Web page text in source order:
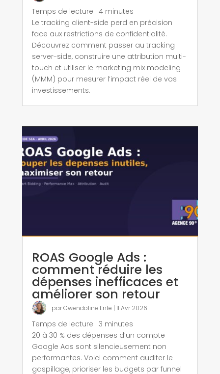
Temps de lecture : 4 minutes
Le tracking client-side perd en précision
face aux restrictions de confidentialité.
Découvrez comment passer au tracking
server-side, construire une attribution multi-
touch et utiliser le marketing mix modeling
(MMM) pour mesurer l’impact réel de vos
investissements.
ROAS Google Ads :
comment réduire les
dépenses inefficaces et
améliorer son retour
parGwendoline Ente | 11 Avr 2026
Temps de lecture : 3 minutes
20 à 30 % des dépenses d’un compte
Google Ads sont silencieusement non
performantes. Voici comment auditer le
gaspillage, prioriser les budgets par funnel